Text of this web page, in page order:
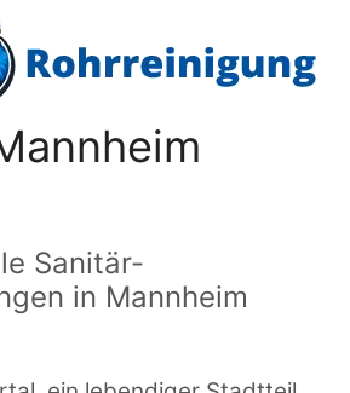
Sanitär-
in Mannheim